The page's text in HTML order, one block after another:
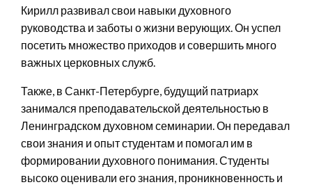
Кирилл развивал свои навыки духовного
руководства и заботы о жизни верующих. Он успел
посетить множество приходов и совершить много
важных церковных служб.
Также, в Санкт-Петербурге, будущий патриарх
занимался преподавательской деятельностью в
Ленинградском духовном семинарии. Он передавал
свои знания и опыт студентам и помогал им в
формировании духовного понимания. Студенты
высоко оценивали его знания, проникновенность и